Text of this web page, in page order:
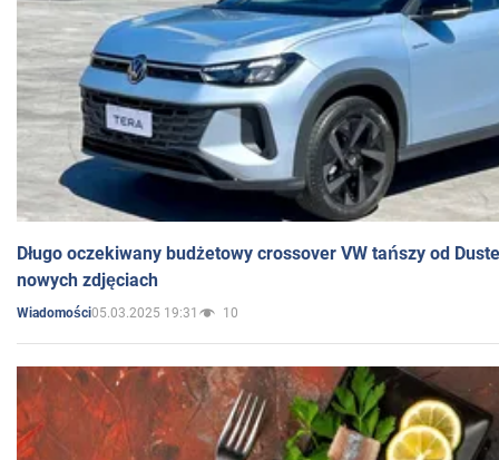
Długo oczekiwany budżetowy crossover VW tańszy od
nowych zdjęciach
Wiadomości05.03.2025 19:31 10